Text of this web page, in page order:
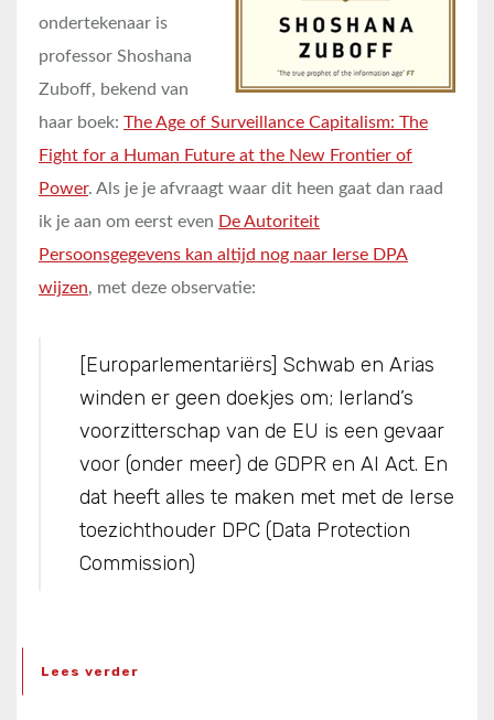
ondertekenaar is
professor Shoshana
Zuboff, bekend van
haar boek: The Age of Surveillance Capitalism: The
Fight for a Human Future at the New Frontier of
Power. Als je je afvraagt waar dit heen gaat dan raad
ik je aan om eerst even De Autoriteit
Persoonsgegevens kan altijd nog naar Ierse DPA
wijzen, met deze observatie:
[Europarlementariërs] Schwab en Arias
winden er geen doekjes om; Ierland’s
voorzitterschap van de EU is een gevaar
voor (onder meer) de GDPR en AI Act. En
dat heeft alles te maken met met de Ierse
toezichthouder DPC (Data Protection
Commission)
Lees verder